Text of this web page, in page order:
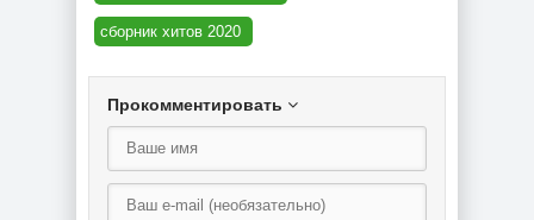
сборник хитов 2020
Прокомментировать